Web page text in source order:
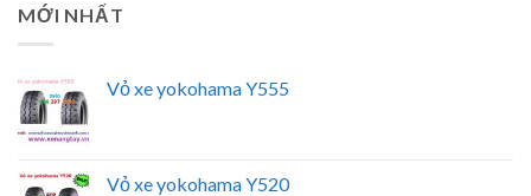
MỚI NHẤT
Vỏ xe yokohama Y555
Vỏ xe yokohama Y520